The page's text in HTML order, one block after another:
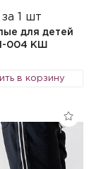
за 1 шт
для детей
004 КШ
в корзину